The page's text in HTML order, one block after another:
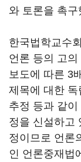
와 토론을 촉구
한국법학교수
언론 등의 고
보도에 따른 3
제목에 대한 독
추정 등과 같
정을 신설하고
정이므로 언론
인 언론중재법